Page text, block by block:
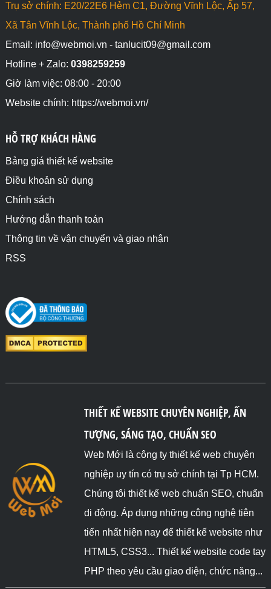
Trụ sở chính: E20/22E6 Hẻm C1, Đường Vĩnh Lộc, Ấp 57,
Xã Tân Vĩnh Lộc, Thành phố Hồ Chí Minh
Email: info@webmoi.vn - tanlucit09@gmail.com
Hotline + Zalo: 0398259259
Giờ làm việc: 08:00 - 20:00
Website chính: https://webmoi.vn/
HỖ TRỢ KHÁCH HÀNG
Bảng giá thiết kế website
Điều khoản sử dụng
Chính sách
Hướng dẫn thanh toán
Thông tin về vận chuyển và giao nhận
RSS
THIẾT KẾ WEBSITE CHUYÊN NGHIỆP, ẤN
TƯỢNG, SÁNG TẠO, CHUẨN SEO
Web Mới là công ty thiết kế web chuyên
nghiệp uy tín có trụ sở chính tại Tp HCM.
Chúng tôi thiết kế web chuẩn SEO, chuẩn
di động. Áp dụng những công nghệ tiên
tiến nhất hiện nay để thiết kế website như
HTML5, CSS3... Thiết kế website code tay
PHP theo yêu cầu giao diện, chức năng...